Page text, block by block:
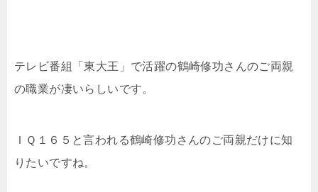
テレビ番組「東大王」で活躍の鶴崎修功さんのご両親
の職業が凄いらしいです。
ＩＱ１６５と言われる鶴崎修功さんのご両親だけに知
りたいですね。